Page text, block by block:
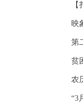
映
第
贫
农
“3